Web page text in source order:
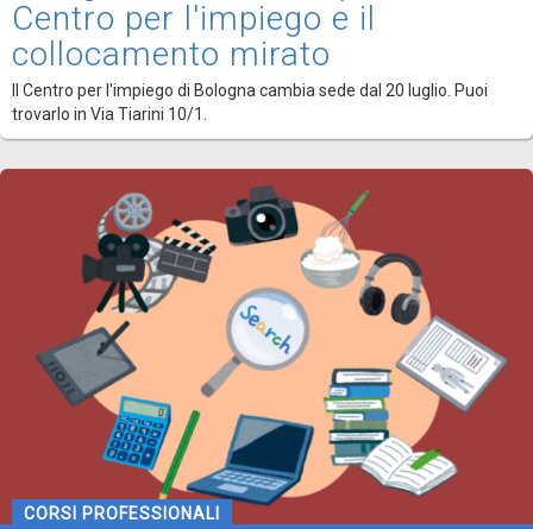
Centro per l'impiego e il
collocamento mirato
Il Centro per l'impiego di Bologna cambia sede dal 20 luglio. Puoi
trovarlo in Via Tiarini 10/1.
CORSI PROFESSIONALI